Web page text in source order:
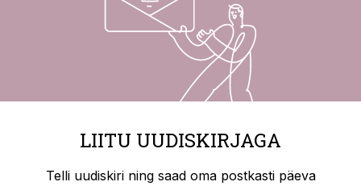
LIITU UUDISKIRJAGA
Telli uudiskiri ning saad oma postkasti päeva